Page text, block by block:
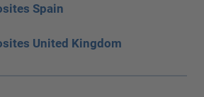
Spain
United Kingdom